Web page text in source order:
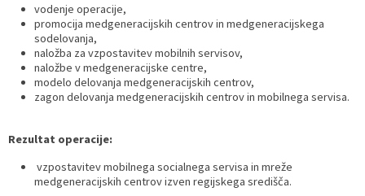
vodenje operacije,
promocija medgeneracijskih centrov in medgeneracijskega
sodelovanja,
naložba za vzpostavitev mobilnih servisov,
naložbe v medgeneracijske centre,
modelo delovanja medgeneracijskih centrov,
zagon delovanja medgeneracijskih centrov in mobilnega servisa.
Rezultat operacije:
vzpostavitev mobilnega socialnega servisa in mreže
medgeneracijskih centrov izven regijskega središča.